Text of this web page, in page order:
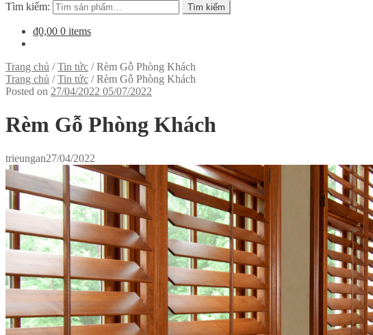
Tìm kiếm: Tìm kiếm
₫0,00 0 items
Trang chủ /Tin tức /Rèm Gỗ Phòng Khách
Trang chủ /Tin tức /Rèm Gỗ Phòng Khách
Posted on 27/04/2022 05/07/2022
Rèm Gỗ Phòng Khách
trieungan27/04/2022